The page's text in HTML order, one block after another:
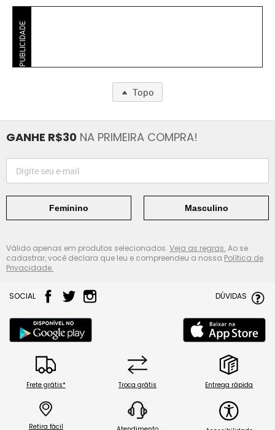
PUBLICIDADE
Topo
GANHE R$30 NA PRIMEIRA COMPRA!
Feminino Masculino
Válido apenas em produtos selecionados. Veja as regras. Ao se
cadastrar, você declara que leu e compreendeu a nossa Política de
Privacidade.
SOCIAL DÚVIDAS
Frete grátis* Troca grátis Entrega rápida
Retira fácil